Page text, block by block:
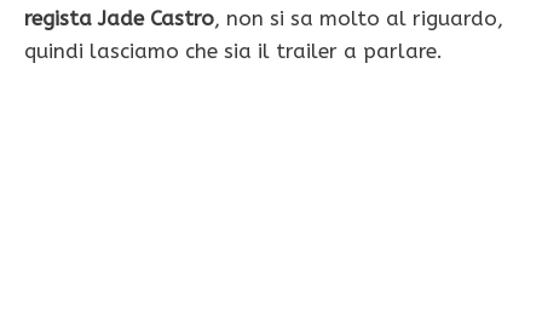
regista Jade Castro, non si sa molto al riguardo,
quindi lasciamo che sia il trailer a parlare.